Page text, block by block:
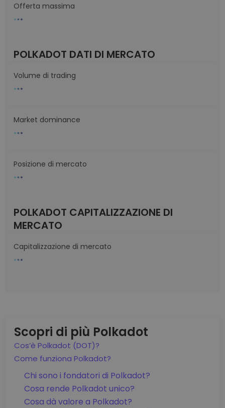
Scopri di più Polkadot
Cos’è Polkadot (DOT)?
Come funziona Polkadot?
Chi sono i fondatori di Polkadot?
Cosa rende Polkadot unico?
Cosa dà valore a Polkadot?
Offerta massima
POLKADOT DATI DI MERCATO
Volume di trading
Market dominance
Posizione di mercato
POLKADOT CAPITALIZZAZIONE DI
MERCATO
Capitalizzazione di mercato